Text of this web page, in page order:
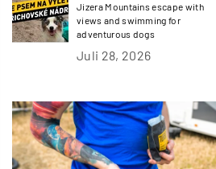
Jizera Mountains escape with
views and swimming for
adventurous dogs
Juli 28, 2026